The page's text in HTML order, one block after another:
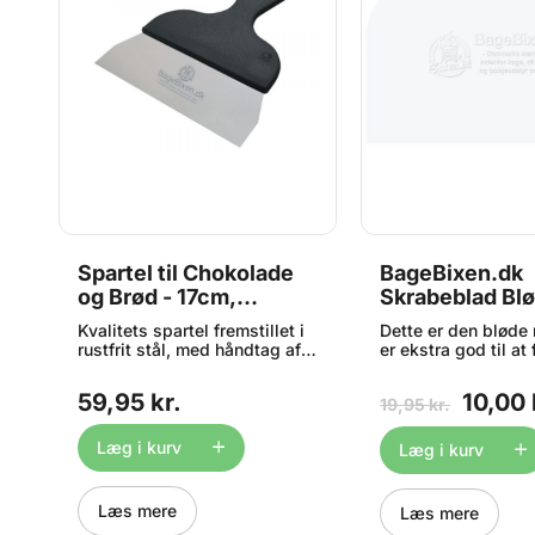
Spartel til Chokolade
og Brød - 17cm,
BageBixen.dk
Kvalitets spartel fremstillet i
rustfrit stål, med håndtag af
velegnet til at skrabe
chokoladeforme rene, skære
brøddej op og meget mere.
Med diskret logo på den ene
side. Måler 17cm i bladet -
totalhøjden med håndtag
22cm. Tåler opvaskemaskine
59,95 kr.
Læg i kurv
Læs mere
BageBixen.dk
Skrabeblad
15cm
Dette er den bløde
er ekstra god til at
at skrabe
m.m. rene for
chokolade. Også
andre former for
og pander Kaldes
skrabelæder,
19,95 kr. 10,00
Læg i kurv
Læs mere